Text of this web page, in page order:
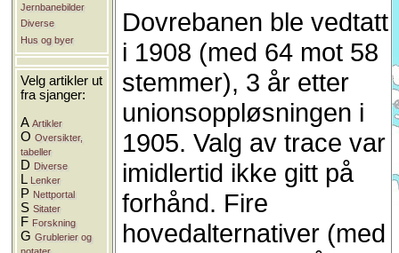
Jernbanebilder
Diverse
Hus og byer
Velg artikler ut
fra sjanger:
AArtikler
OOversikter,
tabeller
D Diverse
L Lenker
P Nettportal
SSitater
F Forskning
GGrublerier og
Dovrebanen ble vedtatt
i 1908 (med 64 mot 58
stemmer), 3 år etter
unionsoppløsningen i
1905. Valg av trace var
imidlertid ikke gitt på
forhånd. Fire
hovedalternativer (med